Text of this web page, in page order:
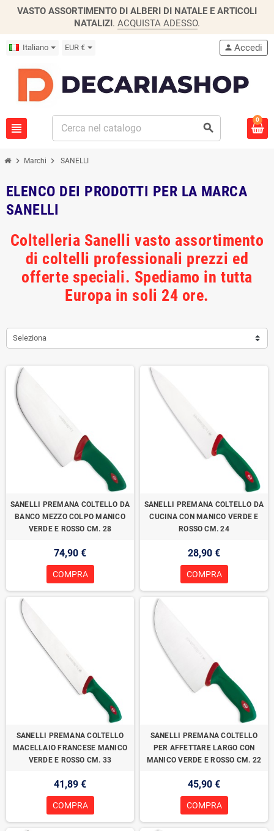
VASTO ASSORTIMENTO DI ALBERI DI NATALE E ARTICOLI
NATALIZI. ACQUISTA ADESSO.
Italiano EUR €
view_headline search
person Accedi
0
chevron_right Marchi chevron_right SANELLI
ELENCO DEI PRODOTTI PER LA MARCA
SANELLI
Coltelleria Sanelli vasto assortimento
di coltelli professionali prezzi ed
offerte speciali. Spediamo in tutta
Europa in soli 24 ore.
Seleziona
SANELLI PREMANA COLTELLO DA
BANCO MEZZO COLPO MANICO
VERDE E ROSSO CM. 28
74,90 €
COMPRA
SANELLI PREMANA COLTELLO DA
CUCINA CON MANICO VERDE E
ROSSO CM. 24
28,90 €
COMPRA
SANELLI PREMANA COLTELLO
MACELLAIO FRANCESE MANICO
VERDE E ROSSO CM. 33
41,89 €
COMPRA
SANELLI PREMANA COLTELLO
PER AFFETTARE LARGO CON
MANICO VERDE E ROSSO CM. 22
45,90 €
COMPRA